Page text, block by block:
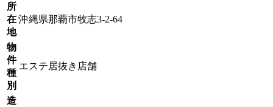
所
在
地
沖縄県那覇市牧志3-2-64
物
件
種
別
エステ居抜き店舗
造